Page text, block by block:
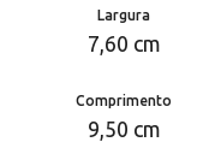
Largura
7,60 cm
Comprimento
9,50 cm